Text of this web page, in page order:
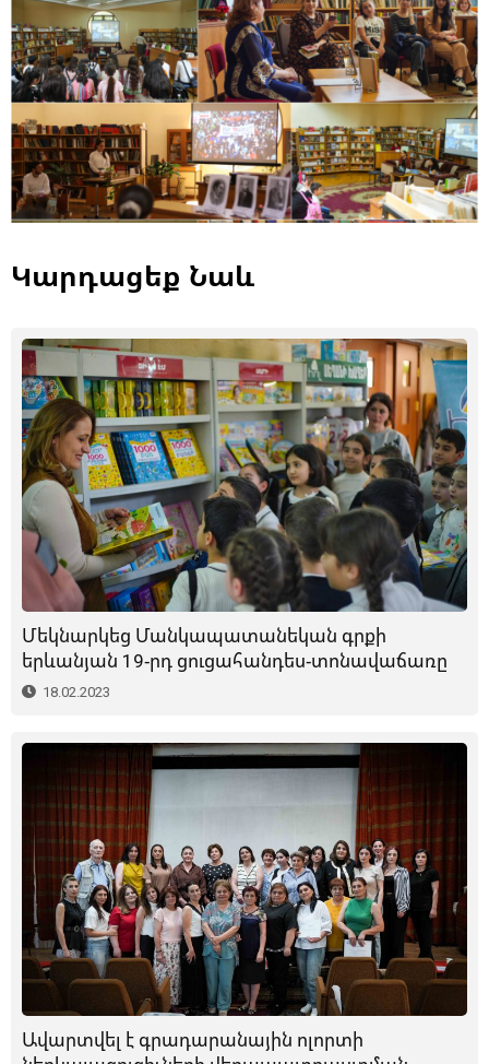
Կարդացեք Նաև
Մեկնարկեց Մանկապատանեկան գրքի
երևանյան 19-րդ ցուցահանդես-տոնավաճառը
18.02.2023
Ավարտվել է գրադարանային ոլորտի